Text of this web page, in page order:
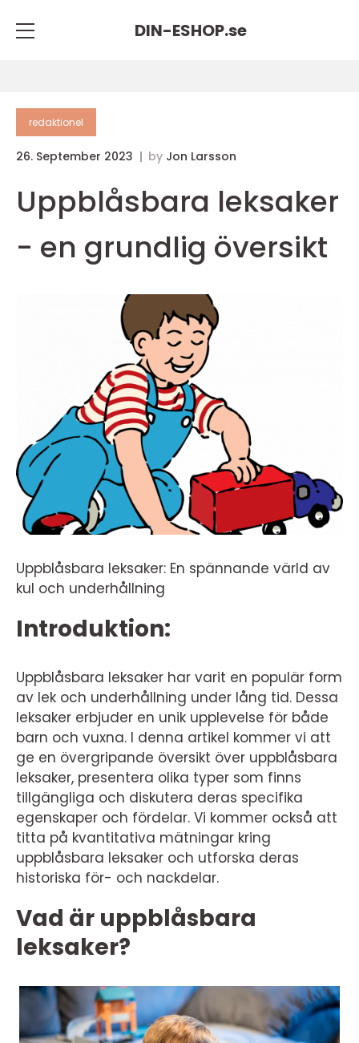
DIN-ESHOP.se
redaktionel
26. September 2023 by Jon Larsson
Uppblåsbara leksaker
- en grundlig översikt
Uppblåsbara leksaker: En spännande värld av
kul och underhållning
Introduktion:
Uppblåsbara leksaker har varit en populär form
av lek och underhållning under lång tid. Dessa
leksaker erbjuder en unik upplevelse för både
barn och vuxna. I denna artikel kommer vi att
ge en övergripande översikt över uppblåsbara
leksaker, presentera olika typer som finns
tillgängliga och diskutera deras specifika
egenskaper och fördelar. Vi kommer också att
titta på kvantitativa mätningar kring
uppblåsbara leksaker och utforska deras
historiska för- och nackdelar.
Vad är uppblåsbara
leksaker?